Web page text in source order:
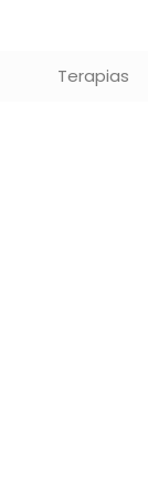
Terapias